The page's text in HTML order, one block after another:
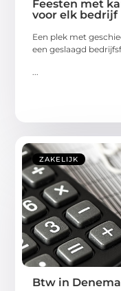
Feesten met
voor elk bedrijf
Een plek met
een geslaagd
ZAKELIJK
Btw in